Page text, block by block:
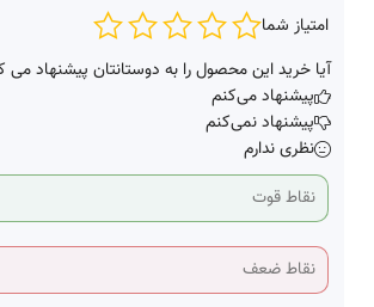
امتیاز شما
آیا خرید این محصول را به دوستانتان پیشنهاد می
پیشنهاد می‌کنم
پیشنهاد نمی‌کنم
نظری ندارم